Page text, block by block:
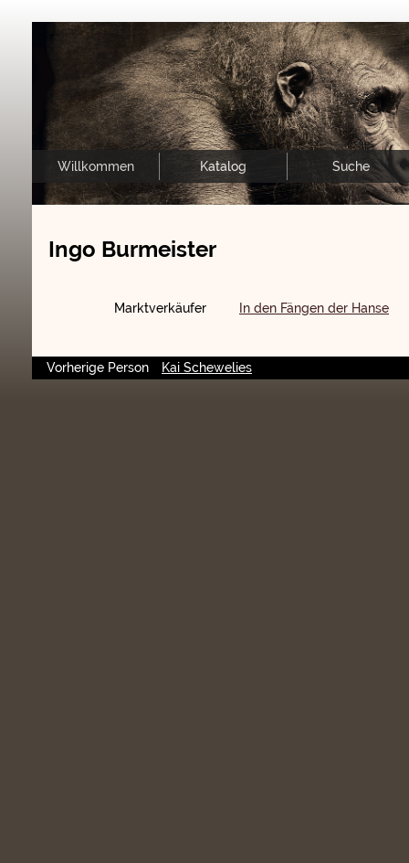
Willkommen Katalog Suche
Ingo Burmeister
Marktverkäufer In den Fängen der Hanse
Vorherige Person Kai Schewelies